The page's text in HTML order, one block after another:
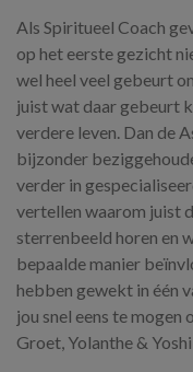
Als Spiritueel Coach
op het eerste gezicht
wel heel veel gebeurt
juist wat daar gebeurt
verdere leven. Dan de
bijzonder
verder in
vertellen waarom juist
sterrenbeeld horen en
bepaalde manier
hebben gewekt in één
jou snel eens te mogen
Groet, Yolanthe & Yoshi